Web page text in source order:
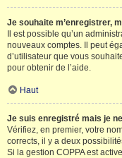
Je souhaite m’enregistrer,
Il est possible qu’un
nouveaux comptes. Il peut
d’utilisateur que vous
pour obtenir de l’aide.
Haut
Je suis enregistré mais je
Vérifiez, en premier, votre
corrects, il y a deux
Si la gestion COPPA est